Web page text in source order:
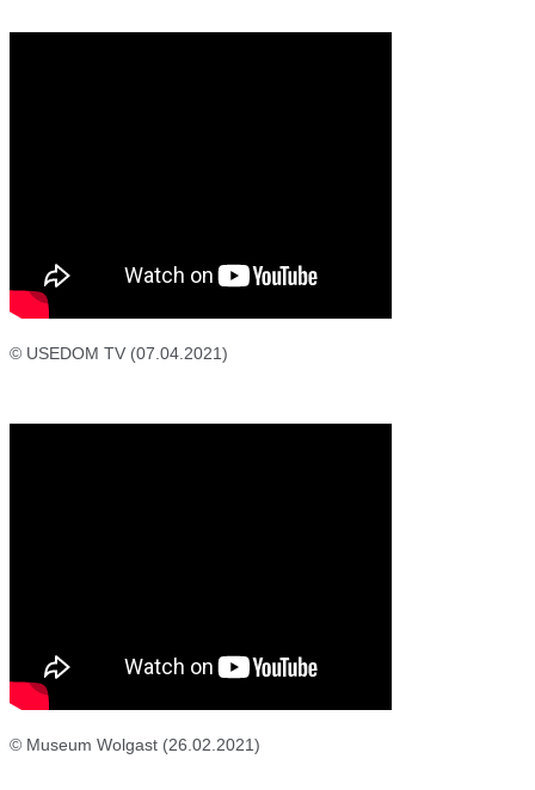
© USEDOM TV (07.04.2021)
© Museum Wolgast (26.02.2021)